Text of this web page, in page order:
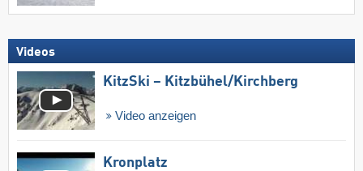
Videos
KitzSki – Kitzbühel/​Kirchberg
Video anzeigen
Kronplatz